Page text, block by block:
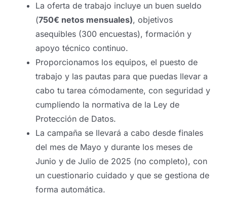
La oferta de trabajo incluye un buen sueldo
(750€ netos mensuales), objetivos
asequibles (300 encuestas), formación y
apoyo técnico continuo.
Proporcionamos los equipos, el puesto de
trabajo y las pautas para que puedas llevar a
cabo tu tarea cómodamente, con seguridad y
cumpliendo la normativa de la Ley de
Protección de Datos.
La campaña se llevará a cabo desde finales
del mes de Mayo y durante los meses de
Junio y de Julio de 2025 (no completo), con
un cuestionario cuidado y que se gestiona de
forma automática.